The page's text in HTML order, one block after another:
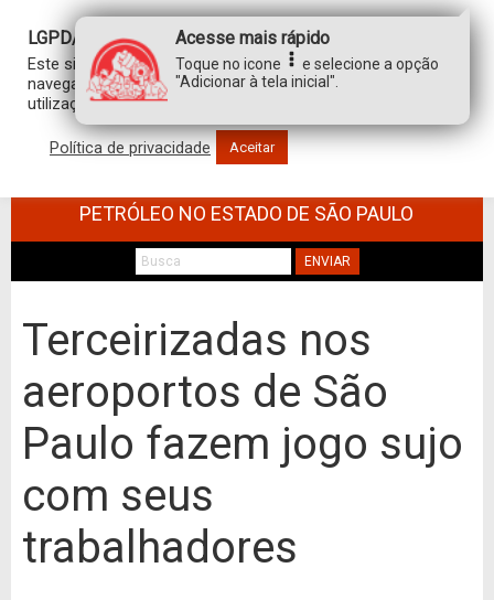
SINDICATO DOS TRABALHADORES NO
PETRÓLEO NO ESTADO DE SÃO PAULO
ENVIAR
Terceirizadas nos
aeroportos de São
Paulo fazem jogo sujo
com seus
trabalhadores
LGPD/GDPR
Este site usa cookies para personalizar sua experiência de
navegação. Ao clicar em “aceitar”, você concorda com a
utilização de TODOS os cookies.
Política de privacidade Aceitar
Acesse mais rápido
Toque no icone
e selecione a opção
"Adicionar à tela inicial".